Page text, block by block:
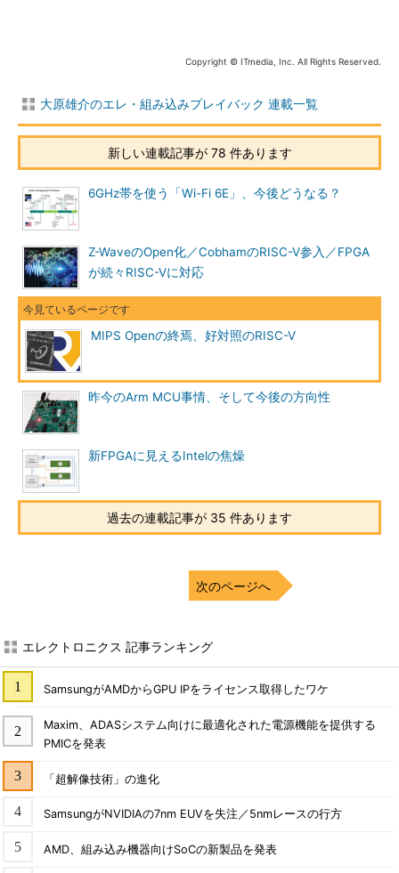
Copyright © ITmedia, Inc. All Rights Reserved.
大原雄介のエレ・組み込みプレイバック 連載一覧
新しい連載記事が 78 件あります
6GHz帯を使う「Wi-Fi 6E」、今後どうなる？
Z-WaveのOpen化／CobhamのRISC-V参入／FPGA
が続々RISC-Vに対応
MIPS Openの終焉、好対照のRISC-V
昨今のArm MCU事情、そして今後の方向性
新FPGAに見えるIntelの焦燥
過去の連載記事が 35 件あります
次のページへ
エレクトロニクス 記事ランキング
SamsungがAMDからGPU IPをライセンス取得したワケ
Maxim、ADASシステム向けに最適化された電源機能を提供する
PMICを発表
「超解像技術」の進化
SamsungがNVIDIAの7nm EUVを失注／5nmレースの行方
AMD、組み込み機器向けSoCの新製品を発表